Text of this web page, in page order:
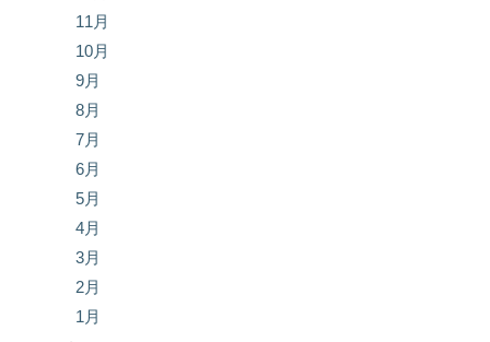
11月
10月
9月
8月
7月
6月
5月
4月
3月
2月
1月